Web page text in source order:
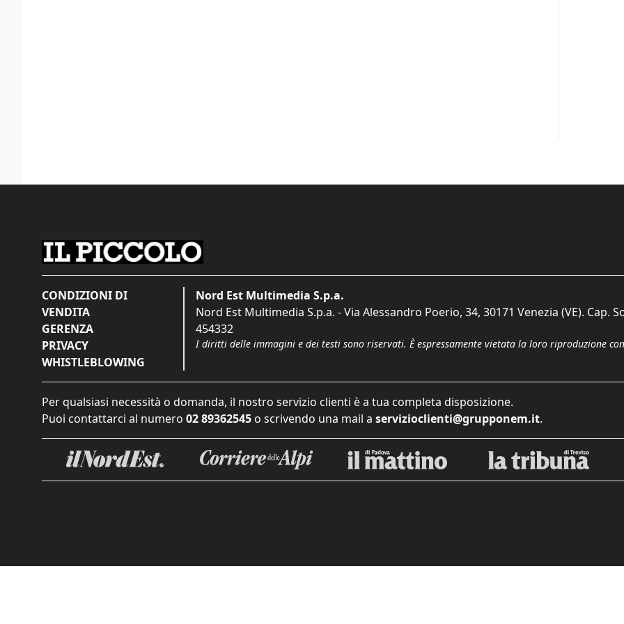
CONDIZIONI DI
VENDITA
GERENZA
PRIVACY
WHISTLEBLOWING
Nord Est Multimedia S.p.a.
Nord Est Multimedia S.p.a. - Via Alessandro Poerio, 34, 30171 Venezia (VE). Cap.
454332
I diritti delle immagini e dei testi sono riservati. È espressamente vietata la loro riproduzione
Per qualsiasi necessità o domanda, il nostro servizio clienti è a tua completa disposizione.
Puoi contattarci al numero 02 89362545 o scrivendo una mail a servizioclienti@grupponem.it.